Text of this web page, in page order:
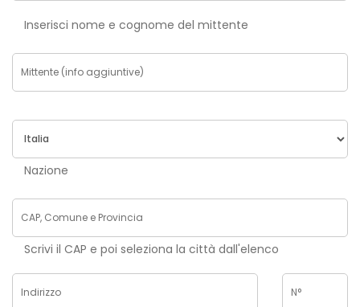
Inserisci nome e cognome del mittente
Nazione
Scrivi il CAP e poi seleziona la città dall'elenco